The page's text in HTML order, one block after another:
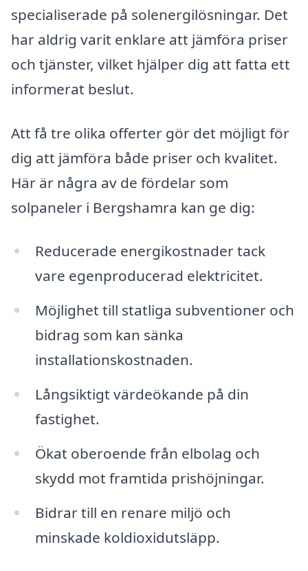
specialiserade på solenergilösningar. Det
har aldrig varit enklare att jämföra priser
och tjänster, vilket hjälper dig att fatta ett
informerat beslut.
Att få tre olika offerter gör det möjligt för
dig att jämföra både priser och kvalitet.
Här är några av de fördelar som
solpaneler i Bergshamra kan ge dig:
Reducerade energikostnader tack
vare egenproducerad elektricitet.
Möjlighet till statliga subventioner och
bidrag som kan sänka
installationskostnaden.
Långsiktigt värdeökande på din
fastighet.
Ökat oberoende från elbolag och
skydd mot framtida prishöjningar.
Bidrar till en renare miljö och
minskade koldioxidutsläpp.